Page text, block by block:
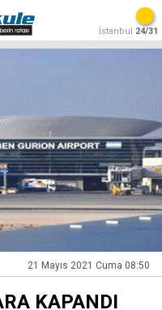
İstanbul 24/31
21 Mayıs 2021 Cuma 08:50
KAPANDI